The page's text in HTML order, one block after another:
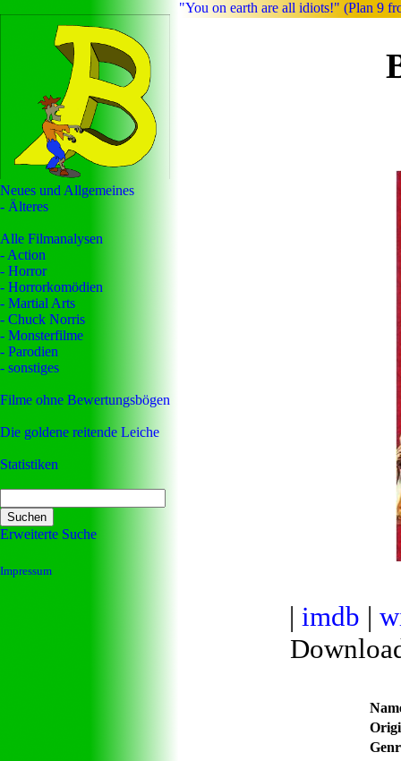
Neues und Allgemeines
- Älteres
Alle Filmanalysen
- Action
- Horror
- Horrorkomödien
- Martial Arts
- Chuck Norris
- Monsterfilme
- Parodien
- sonstiges
Filme ohne Bewertungsbögen
Die goldene reitende Leiche
Statistiken
Erweiterte Suche
Impressum
"You on earth are all idiots!" (Plan 9
| imdb |